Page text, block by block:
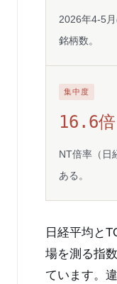
2026年4-5
銘柄数。
集中度
16.6倍
NT倍率（日
ある。
日経平均と
場を測る指
ています。